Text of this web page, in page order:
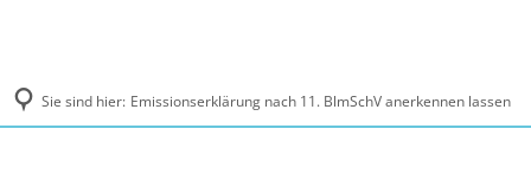
Sie sind hier: Emissionserklärung nach 11. BlmSchV anerkennen lassen